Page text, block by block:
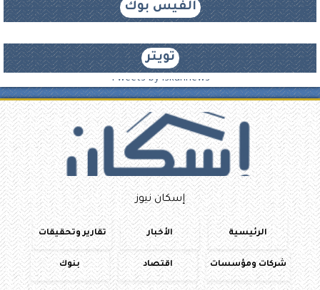
الفيس بوك
تويتر
Tweets by iskannews
إسكان نيوز
الرئيسية الأخبار تقارير وتحقيقات
شركات ومؤسسات اقتصاد بنوك